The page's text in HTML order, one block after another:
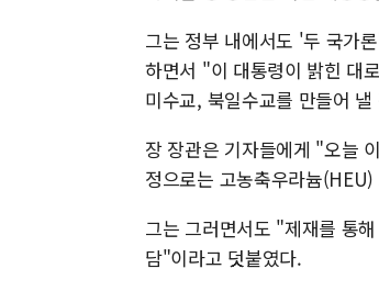
그는 정부 내에서도 '두 국가
하면서 "이 대통령이 밝힌 대
미수교, 북일수교를 만들어
장 장관은 기자들에게 "오늘
정으로는 고농축우라늄
그는 그러면서도 "제재를 통
담"이라고 덧붙였다.